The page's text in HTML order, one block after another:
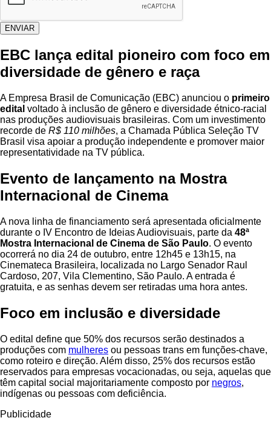
ENVIAR
EBC lança edital pioneiro com foco em
diversidade de gênero e raça
A Empresa Brasil de Comunicação (EBC) anunciou o primeiro
edital voltado à inclusão de gênero e diversidade étnico-racial
nas produções audiovisuais brasileiras. Com um investimento
recorde de R$ 110 milhões, a Chamada Pública Seleção TV
Brasil visa apoiar a produção independente e promover maior
representatividade na TV pública.
Evento de lançamento na Mostra
Internacional de Cinema
A nova linha de financiamento será apresentada oficialmente
durante o IV Encontro de Ideias Audiovisuais, parte da 48ª
Mostra Internacional de Cinema de São Paulo. O evento
ocorrerá no dia 24 de outubro, entre 12h45 e 13h15, na
Cinemateca Brasileira, localizada no Largo Senador Raul
Cardoso, 207, Vila Clementino, São Paulo. A entrada é
gratuita, e as senhas devem ser retiradas uma hora antes.
Foco em inclusão e diversidade
O edital define que 50% dos recursos serão destinados a
produções com mulheres ou pessoas trans em funções-chave,
como roteiro e direção. Além disso, 25% dos recursos estão
reservados para empresas vocacionadas, ou seja, aquelas que
têm capital social majoritariamente composto por negros,
indígenas ou pessoas com deficiência.
Publicidade